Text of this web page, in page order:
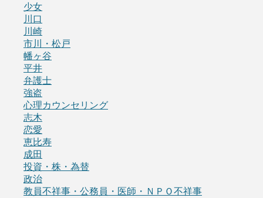
少女
川口
川崎
市川・松戸
幡ヶ谷
平井
弁護士
強盗
心理カウンセリング
志木
恋愛
恵比寿
成田
投資・株・為替
政治
教員不祥事・公務員・医師・ＮＰＯ不祥事